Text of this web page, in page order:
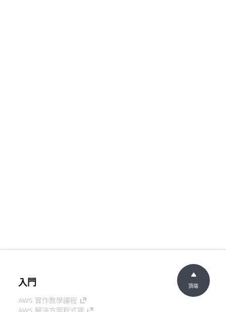
入門
AWS 實作教學課程
AWS 解決方案程式庫
頂端